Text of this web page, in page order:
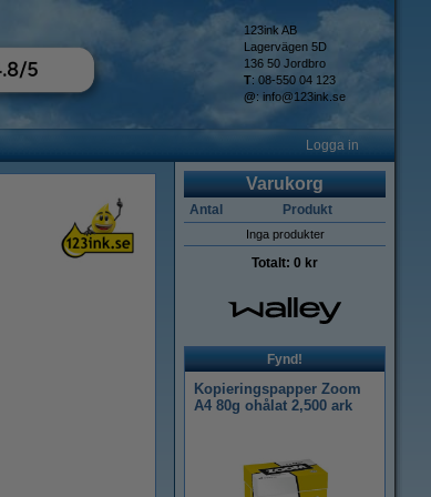
123ink AB
Lagervägen 5D
136 50 Jordbro
T: 08-550 04 123
@: info@123ink.se
Logga in
Varukorg
Antal Produkt
Inga produkter
Totalt: 0 kr
Fynd!
Kopieringspapper Zoom
A4 80g ohålat 2,500 ark